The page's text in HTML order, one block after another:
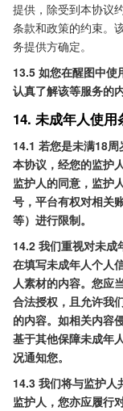
提供，除受到本协议
条款和政策的约束。
务提供方确定。
13.5 如您在醒图中使
认真了解该等服务的
14. 未成年人使用
14.1 若您是未满18
本协议，经您的监护
监护人的同意，监护
号，平台有权对相关
等）进行限制。
14.2 我们重视对未成
在填写未成年人个人
人素材的内容。您应
合法授权，且允许我
的内容。如相关内容
基于其他保障未成年
况通知您。
14.3 我们将与监护人
监护人，您亦应履行